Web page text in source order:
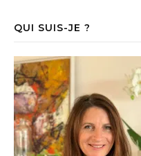
QUI SUIS-JE ?